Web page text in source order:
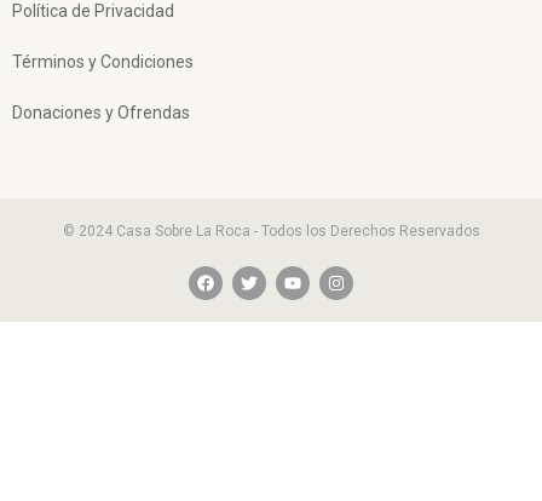
Política de Privacidad
Términos y Condiciones
Donaciones y Ofrendas
© 2024 Casa Sobre La Roca - Todos los Derechos Reservados